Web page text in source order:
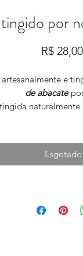
por
R$ 28,00
e
de abacate
Comprimento do
Espessura:
Esgotado